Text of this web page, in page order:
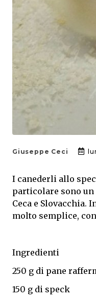
Giuseppe Ceci
I canederli allo
particolare sono
Ceca e
molto semplice,
Ingredienti
250 g di pane
150 g di speck